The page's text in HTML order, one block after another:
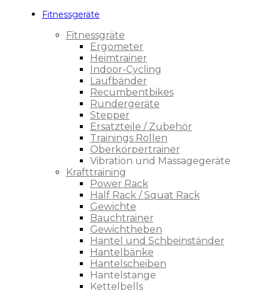
Fitnessgeräte
Fitnessgräte
Ergometer
Heimtrainer
Indoor-Cycling
Laufbänder
Recumbentbikes
Rundergeräte
Stepper
Ersatzteile / Zubehör
Trainings Rollen
Oberkörpertrainer
Vibration und Massagegeräte
Krafttraining
Power Rack
Half Rack / Squat Rack
Gewichte
Bauchtrainer
Gewichtheben
Hantel und Schbeinständer
Hantelbänke
Hantelscheiben
Hantelstange
Kettelbells